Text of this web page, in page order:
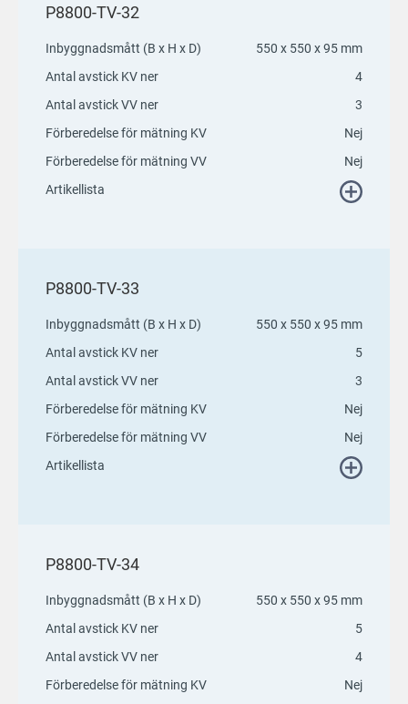
P8800-TV-32
Inbyggnadsmått (B x H x D)
550 x 550 x 95 mm
Antal avstick KV ner
4
Antal avstick VV ner
3
Förberedelse för mätning KV
Nej
Förberedelse för mätning VV
Nej
Artikellista
P8800-TV-33
Inbyggnadsmått (B x H x D)
550 x 550 x 95 mm
Antal avstick KV ner
5
Antal avstick VV ner
3
Förberedelse för mätning KV
Nej
Förberedelse för mätning VV
Nej
Artikellista
P8800-TV-34
Inbyggnadsmått (B x H x D)
550 x 550 x 95 mm
Antal avstick KV ner
5
Antal avstick VV ner
4
Förberedelse för mätning KV
Nej